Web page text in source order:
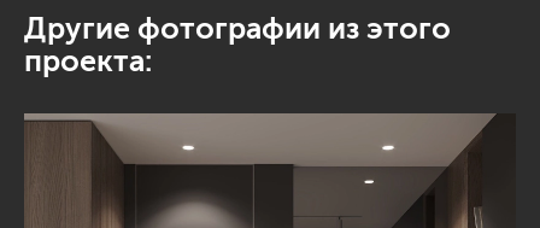
Другие фотографии из этого
проекта: